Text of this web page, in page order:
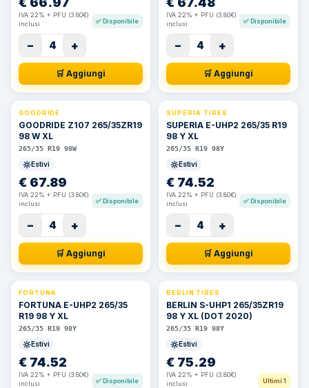
IVA 22% + PFU (3.80€)
inclusi
✅Disponibile
− 4 +
🛒 Aggiungi
IVA 22% + PFU (3.80€)
inclusi
✅Disponibile
− 4 +
🛒 Aggiungi
GOODRIDE
GOODRIDE Z107 265/35ZR19
98 W XL
265/35 R19 98W
Estivi
€ 67.89
IVA 22% + PFU (3.80€)
inclusi
✅Disponibile
− 4 +
🛒 Aggiungi
SUPERIA TIRES
SUPERIA E-UHP2 265/35 R19
98 Y XL
265/35 R19 98Y
Estivi
€ 74.52
IVA 22% + PFU (3.80€)
inclusi
✅Disponibile
− 4 +
🛒 Aggiungi
FORTUNA
FORTUNA E-UHP2 265/35
R19 98 Y XL
265/35 R19 98Y
Estivi
€ 74.52
IVA 22% + PFU (3.80€)
inclusi
✅Disponibile
BERLIN TIRES
BERLIN S-UHP1 265/35ZR19
98 Y XL (DOT 2020)
265/35 R19 98Y
Estivi
€ 75.29
IVA 22% + PFU (3.80€)
inclusi
Ultimi 1